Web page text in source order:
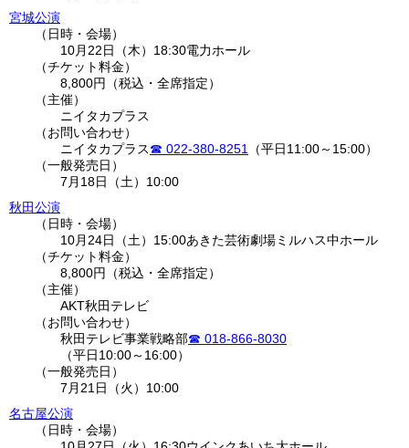
宮城公演
日時・会場
10月22日（木）18:30電力ホール
チケット料金
8,800円（税込・全席指定）
主催
ニイタカプラス
お問い合わせ
ニイタカプラス
022-380-8251
（平日11:00～15:00）
一般発売日
7月18日（土）10:00
秋田公演
日時・会場
10月24日（土）15:00あきた芸術劇場ミルハス中ホール
チケット料金
8,800円（税込・全席指定）
主催
AKT秋田テレビ
お問い合わせ
秋田テレビ事業戦略部
018-866-8030
（平日10:00～16:00）
一般発売日
7月21日（火）10:00
名古屋公演
日時・会場